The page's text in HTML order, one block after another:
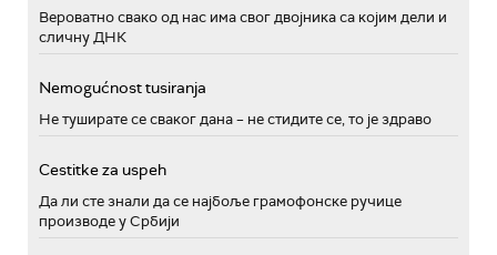
Вероватно свако од нас има свог двојника са којим дели и
сличну ДНК
Nemogućnost tusiranja
Не туширате се сваког дана – не стидите се, то је здраво
Cestitke za uspeh
Да ли сте знали да се најбоље грамофонске ручице
производе у Србији